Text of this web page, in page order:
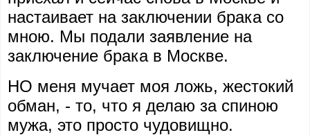
настаивает на заключении брака со
мною. Мы подали заявление на
заключение брака в Москве.
НО меня мучает моя ложь, жестокий
обман, - то, что я делаю за спиною
мужа, это просто чудовищно.